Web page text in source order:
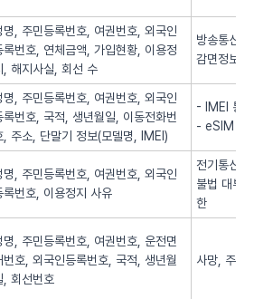
명, 주민등록번호, 여권번호, 외국인
록번호, 연체금액, 가입현황, 이용정
, 해지사실, 회선 수
방송통신
감면정보
명, 주민등록번호, 여권번호, 외국인
록번호, 국적, 생년월일, 이동전화번
, 주소, 단말기 정보(모델명, IMEI)
- IMEI 통
- eSIM 동
명, 주민등록번호, 여권번호, 외국인
록번호, 이용정지 사유
전기통신
불법 대부
한
명, 주민등록번호, 여권번호, 운전면
번호, 외국인등록번호, 국적, 생년월
, 회선번호
사망, 주민